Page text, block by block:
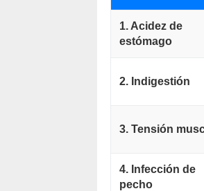
1. Acidez de
estómago
2. Indigestión
3. Tensión
4. Infección de
pecho